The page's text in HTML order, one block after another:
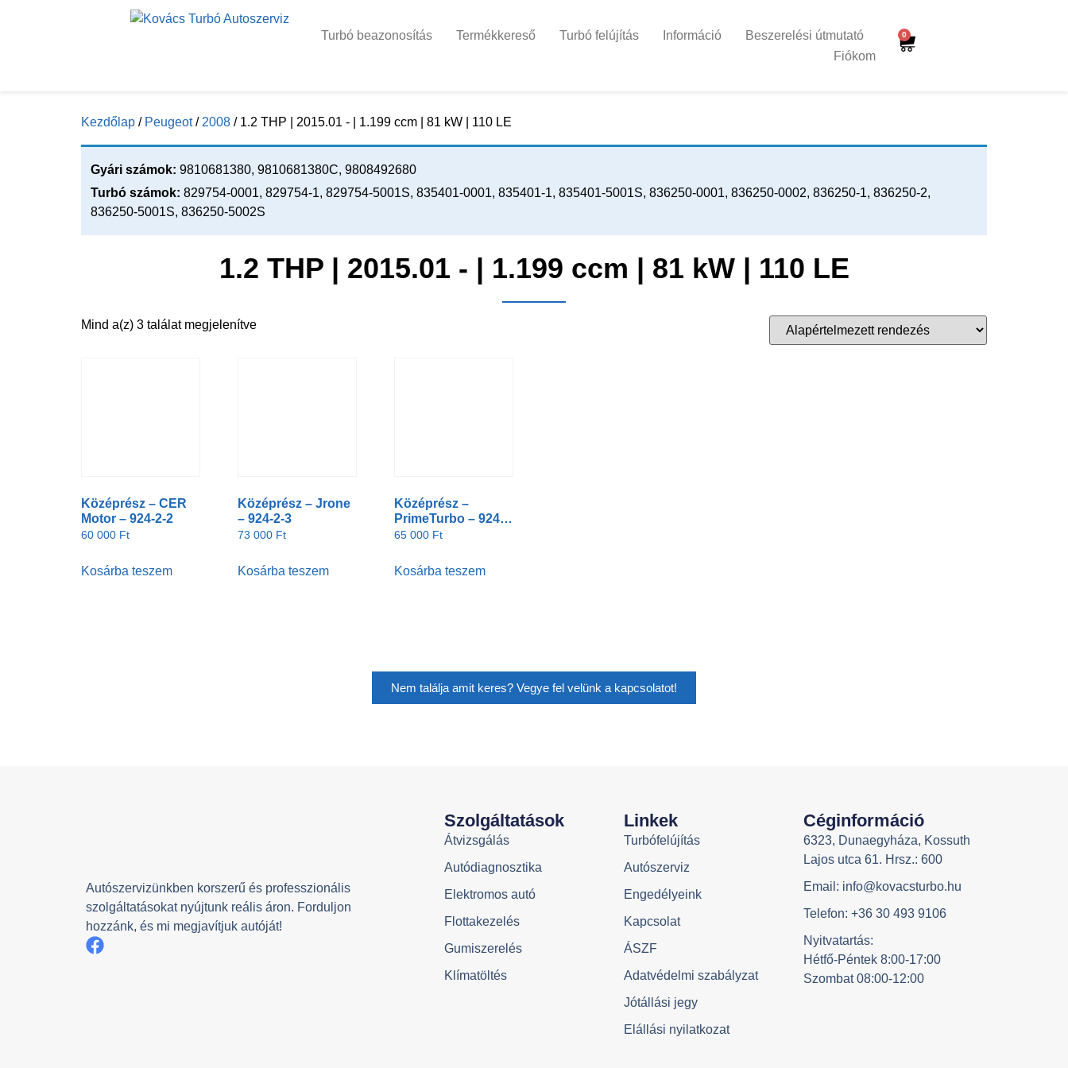
Turbó beazonosítás Termékkereső Turbó felújítás Információ
Beszerelési útmutató
Fiókom
0
Kezdőlap / Peugeot/ 2008 / 1.2 THP | 2015.01 - | 1.199 ccm | 81 kW | 110 LE
Gyári számok: 9810681380, 9810681380C, 9808492680
Turbó számok: 829754-0001, 829754-1, 829754-5001S, 835401-0001, 835401-1, 835401-5001S, 836250-0001, 836250-0002, 836250-1, 836250-2,
836250-5001S, 836250-5002S
1.2 THP | 2015.01 - | 1.199 ccm | 81 kW | 110 LE
Mind a(z) 3 találat megjelenítve
Középrész – CER
Motor – 924-2-2
60 000 Ft
Kosárba teszem
Középrész – Jrone
– 924-2-3
73 000 Ft
Kosárba teszem
Középrész –
PrimeTurbo – 924-2-
5
65 000 Ft
Kosárba teszem
Nem találja amit keres? Vegye fel velünk a kapcsolatot!
Autószervizünkben korszerű és professzionális
szolgáltatásokat nyújtunk reális áron. Forduljon
hozzánk, és mi megjavítjuk autóját!
Szolgáltatások
Átvizsgálás
Autódiagnosztika
Elektromos autó
Flottakezelés
Gumiszerelés
Klímatöltés
Linkek
Turbófelújítás
Autószerviz
Engedélyeink
Kapcsolat
ÁSZF
Adatvédelmi szabályzat
Jótállási jegy
Elállási nyilatkozat
Céginformáció
6323, Dunaegyháza, Kossuth
Lajos utca 61. Hrsz.: 600
Email: info@kovacsturbo.hu
Telefon: +36 30 493 9106
Nyitvatartás:
Hétfő-Péntek 8:00-17:00
Szombat 08:00-12:00